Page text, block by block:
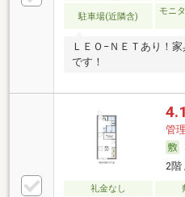
駐車場(近隣含)
モニ
ＬＥＯ−ＮＥＴあり！
です！
管
2階
礼金なし